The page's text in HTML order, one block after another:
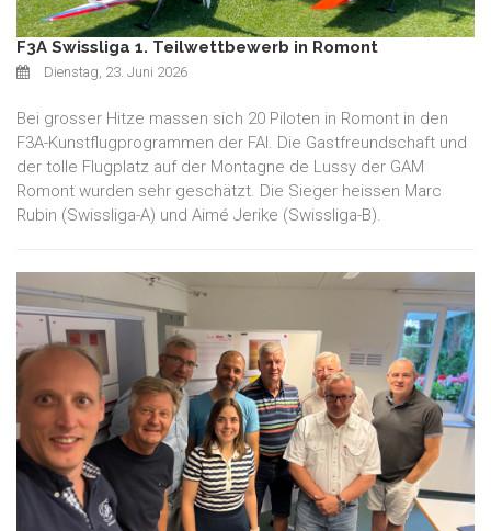
F3A Swissliga 1. Teilwettbewerb in Romont
Dienstag, 23. Juni 2026
Bei grosser Hitze massen sich 20 Piloten in Romont in den
F3A-Kunstflugprogrammen der FAI. Die Gastfreundschaft und
der tolle Flugplatz auf der Montagne de Lussy der GAM
Romont wurden sehr geschätzt. Die Sieger heissen Marc
Rubin (Swissliga-A) und Aimé Jerike (Swissliga-B).